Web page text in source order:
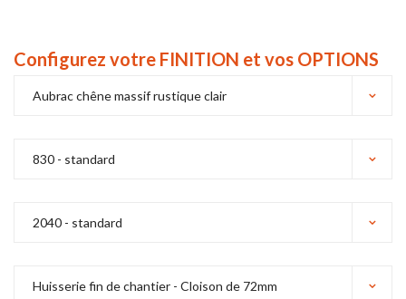
Configurez votre FINITION et vos OPTIONS